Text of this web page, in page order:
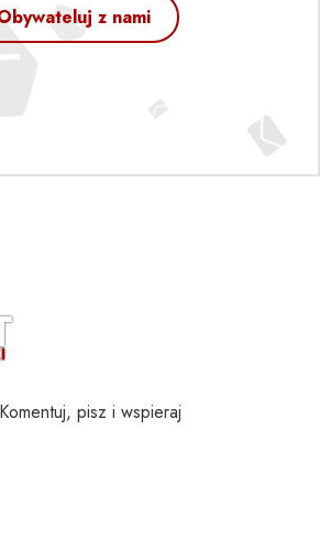
z nami
pisz i wspieraj